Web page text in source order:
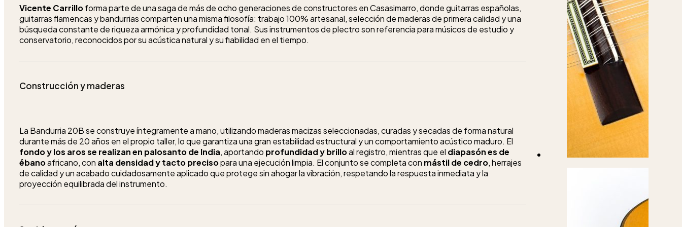
Vicente Carrilloforma parte de una saga de más de ocho generaciones de constructores en Casasimarro, donde guitarras españolas,
guitarras flamencas y bandurrias comparten una misma filosofía: trabajo 100% artesanal, selección de maderas de primera calidad y una
búsqueda constante de riqueza armónica y profundidad tonal. Sus instrumentos de plectro son referencia para músicos de estudio y
conservatorio, reconocidos por su acústica natural y su fiabilidad en el tiempo.
Construcción y maderas
La Bandurria 20B se construye íntegramente a mano, utilizando maderas macizas seleccionadas, curadas y secadas de forma natural
durante más de 20 años en el propio taller, lo que garantiza una gran estabilidad estructural y un comportamiento acústico maduro. El
fondo y los aros se realizan en palosanto de India, aportando profundidad y brilloal registro, mientras que el diapasón es de
ébanoafricano, con alta densidad y tacto precisopara una ejecución limpia. El conjunto se completa con mástil de cedro, herrajes
de calidad y un acabado cuidadosamente aplicado que protege sin ahogar la vibración, respetando la respuesta inmediata y la
proyección equilibrada del instrumento.